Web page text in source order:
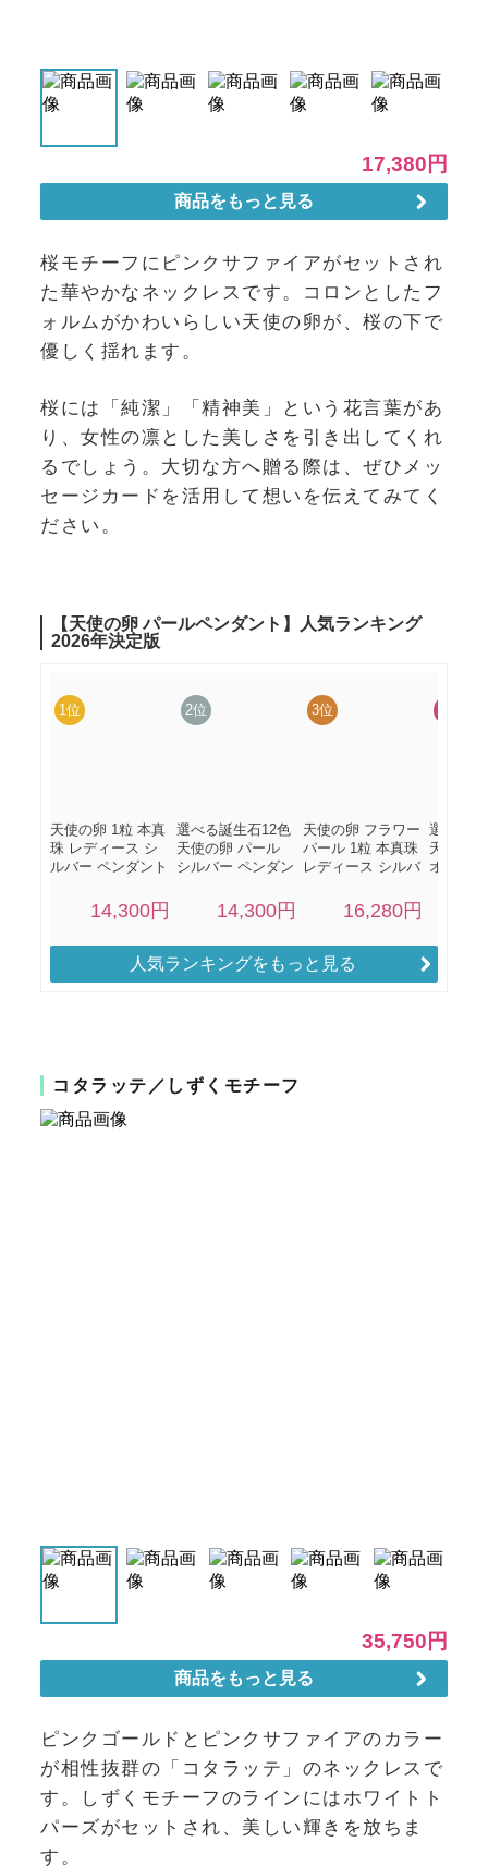
桜モチーフにピンクサファイアがセットされ
た華やかなネックレスです。コロンとしたフ
ォルムがかわいらしい天使の卵が、桜の下で
優しく揺れます。
桜には「純潔」「精神美」という花言葉があ
り、女性の凛とした美しさを引き出してくれ
るでしょう。大切な方へ贈る際は、ぜひメッ
セージカードを活用して想いを伝えてみてく
ださい。
人気ランキングをもっと見る
コタラッテ／しずくモチーフ
ピンクゴールドとピンクサファイアのカラー
が相性抜群の「コタラッテ」のネックレスで
す。しずくモチーフのラインにはホワイトト
パーズがセットされ、美しい輝きを放ちま
す。